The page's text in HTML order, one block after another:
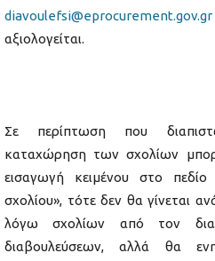
diavoulefsi@eprocurement.gov.gr
αξιολογείται.
Σε περίπτωση που
καταχώρηση των σχολίων
εισαγωγή κειμένου στο
σχολίου», τότε δεν θα γίνεται
λόγω σχολίων από τον
διαβουλεύσεων, αλλά θα